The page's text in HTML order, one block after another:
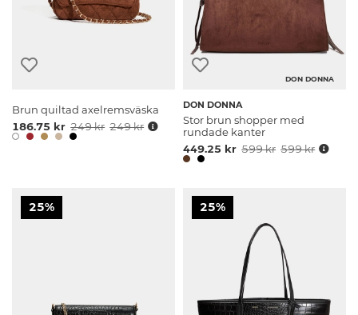
Brun quiltad axelremsväska
186.75 kr 249 kr 249 kr
DON DONNA
DON DONNA
Stor brun shopper med
rundade kanter
449.25 kr 599 kr 599 kr
25% 25%